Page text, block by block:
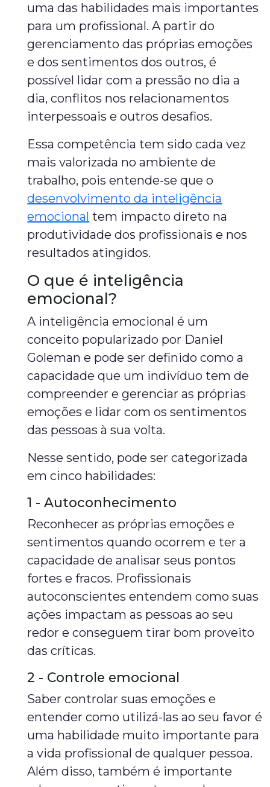
uma das habilidades mais importantes
para um profissional. A partir do
gerenciamento das próprias emoções
e dos sentimentos dos outros, é
possível lidar com a pressão no dia a
dia, conflitos nos relacionamentos
interpessoais e outros desafios.
Essa competência tem sido cada vez
mais valorizada no ambiente de
trabalho, pois entende-se que o
desenvolvimento da inteligência
emocional tem impacto direto na
produtividade dos profissionais e nos
resultados atingidos.
O que é inteligência
emocional?
A inteligência emocional é um
conceito popularizado por Daniel
Goleman e pode ser definido como a
capacidade que um indivíduo tem de
compreender e gerenciar as próprias
emoções e lidar com os sentimentos
das pessoas à sua volta.
Nesse sentido, pode ser categorizada
em cinco habilidades:
1 - Autoconhecimento
Reconhecer as próprias emoções e
sentimentos quando ocorrem e ter a
capacidade de analisar seus pontos
fortes e fracos. Profissionais
autoconscientes entendem como suas
ações impactam as pessoas ao seu
redor e conseguem tirar bom proveito
das críticas.
2 - Controle emocional
Saber controlar suas emoções e
entender como utilizá-las ao seu favor é
uma habilidade muito importante para
a vida profissional de qualquer pessoa.
Além disso, também é importante